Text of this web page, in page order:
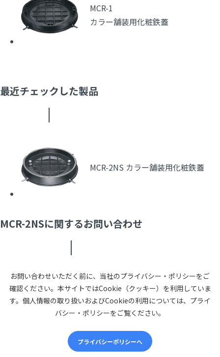
MCR-1
カラー舗装用化粧鉄蓋
最近チェックした製品
MCR-2NS カラー舗装用化粧鉄蓋
MCR-2NSに関するお問い合わせ
お問い合わせいただく前に、当社のプライバシー・ポリシーをご
確認ください。本サイトではCookie（クッキー）を利用していま
す。個人情報の取り扱いおよびCookieの利用については、プライ
バシー・ポリシーをご覧ください。
プライバシーポリシーへ